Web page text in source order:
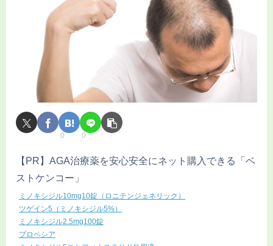
0 0
【PR】AGA治療薬を安心安全にネット購入できる「ベ
ストケンコー」
ミノキシジル10mg10錠（ロニテンジェネリック）
ツゲイン5（ミノキシジル5%）
ミノキシジル2.5mg100錠
プロペシア